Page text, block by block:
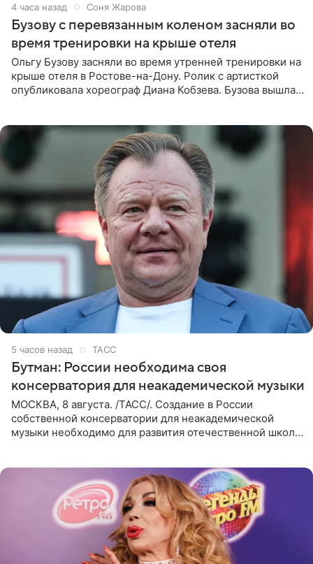
4 часа назад Соня Жарова
Бузову с перевязанным коленом засняли во
время тренировки на крыше отеля
Ольгу Бузову засняли во время утренней тренировки на
крыше отеля в Ростове-на-Дону. Ролик с артисткой
опубликовала хореограф Диана Кобзева. Бузова вышла
5 часов назад ТАСС
Бутман: России необходима своя
консерватория для неакадемической музыки
МОСКВА, 8 августа. /ТАСС/. Создание в России
собственной консерватории для неакадемической
музыки необходимо для развития отечественной школы